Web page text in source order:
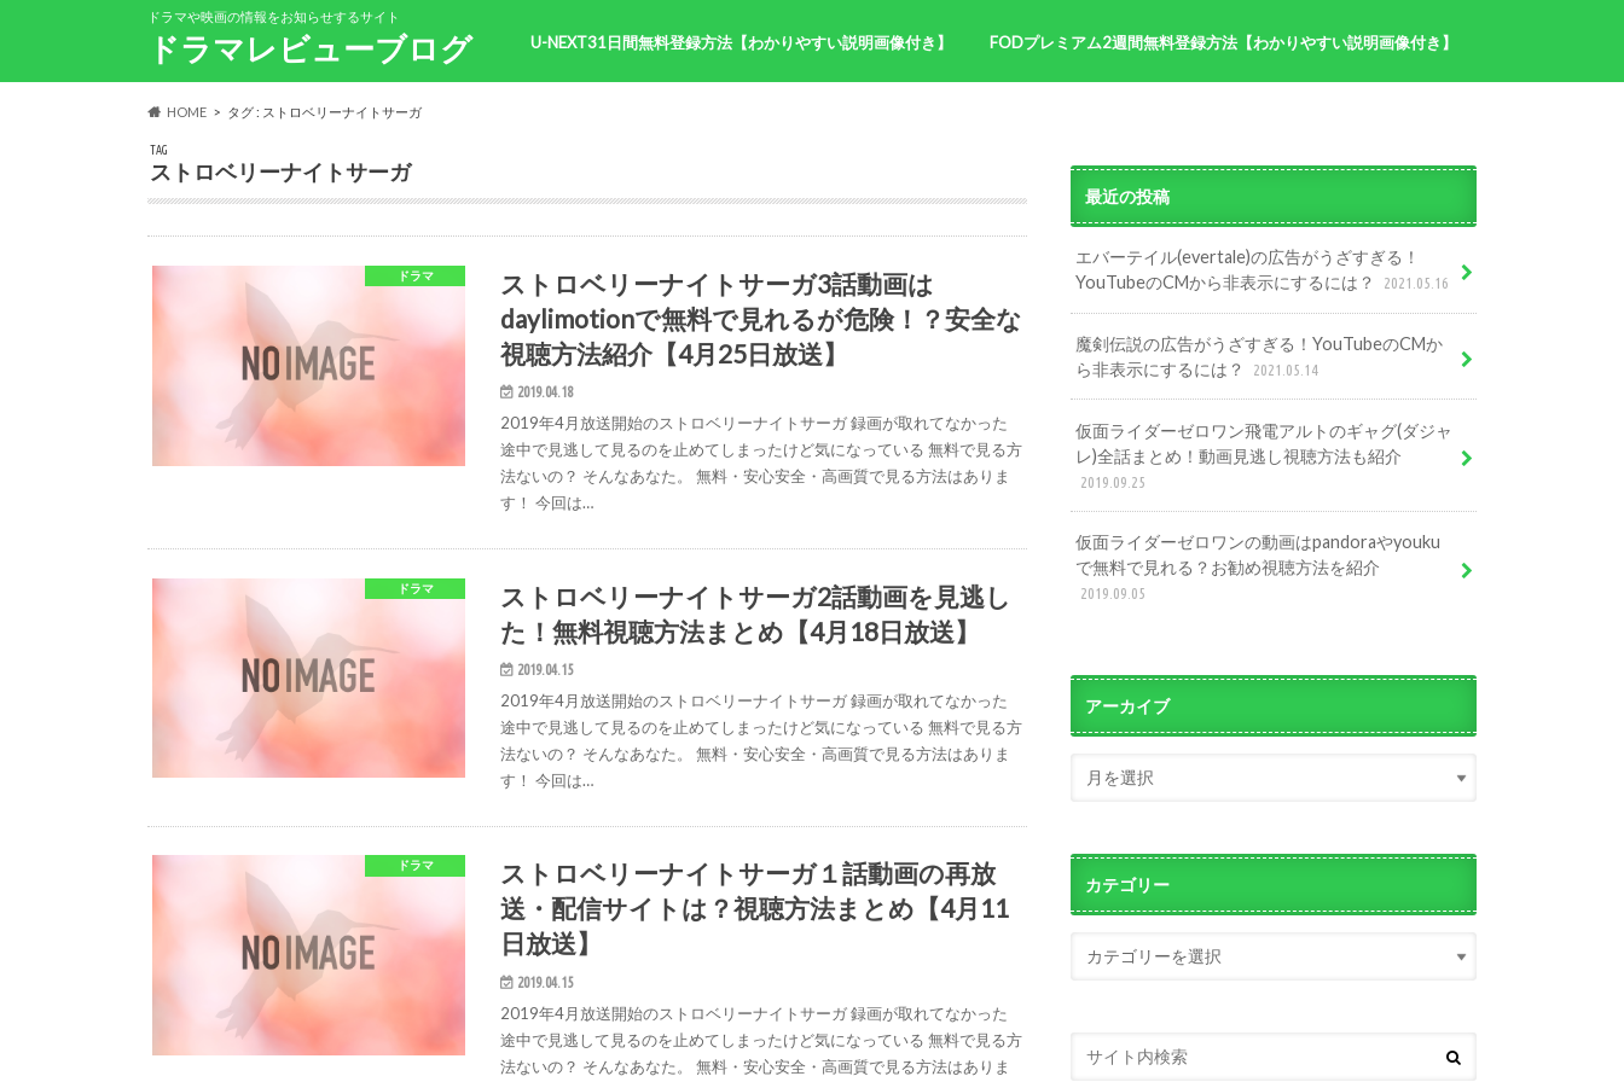
ドラマや映画の情報をお知らせするサイト
ドラマレビューブログ U-NEXT31日間無料登録方法【わかりやすい説明画像付き】 FODプレミアム2週間無料登録方法【わかりやすい説明画像付き】
NHK朝ドラ半分青い記事まとめ
サイトマップ
HOME タグ : ストロベリーナイトサーガ
TAG
ストロベリーナイトサーガ
ドラマ
ストロベリーナイトサーガ3話動画は
daylimotionで無料で見れるが危険！？安全な
視聴方法紹介【4月25日放送】
2019.04.18
2019年4月放送開始のストロベリーナイトサーガ 録画が取れてなかった
途中で見逃して見るのを止めてしまったけど気になっている 無料で見る方
法ないの？ そんなあなた。 無料・安心安全・高画質で見る方法はありま
す！ 今回は…
ドラマ
ストロベリーナイトサーガ2話動画を見逃し
た！無料視聴方法まとめ【4月18日放送】
2019.04.15
2019年4月放送開始のストロベリーナイトサーガ 録画が取れてなかった
途中で見逃して見るのを止めてしまったけど気になっている 無料で見る方
法ないの？ そんなあなた。 無料・安心安全・高画質で見る方法はありま
す！ 今回は…
ドラマ
ストロベリーナイトサーガ１話動画の再放
送・配信サイトは？視聴方法まとめ【4月11
日放送】
2019.04.15
2019年4月放送開始のストロベリーナイトサーガ 録画が取れてなかった
途中で見逃して見るのを止めてしまったけど気になっている 無料で見る方
法ないの？ そんなあなた。 無料・安心安全・高画質で見る方法はありま
最近の投稿
エバーテイル(evertale)の広告がうざすぎる！
YouTubeのCMから非表示にするには？
2021.05.16
魔剣伝説の広告がうざすぎる！YouTubeのCMか
ら非表示にするには？
2021.05.14
仮面ライダーゼロワン飛電アルトのギャグ(ダジャ
レ)全話まとめ！動画見逃し視聴方法も紹介
2019.09.25
仮面ライダーゼロワンの動画はpandoraやyouku
で無料で見れる？お勧め視聴方法を紹介
2019.09.05
アーカイブ
カテゴリー